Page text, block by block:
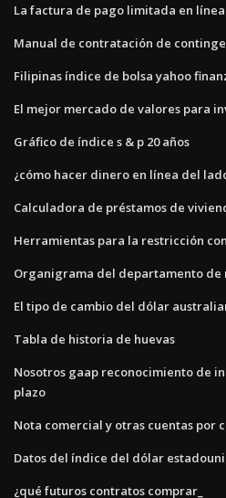
La factura de pago limitada en línea
Manual de contratación de
Filipinas índice de bolsa yahoo
El mejor mercado de valores para
Gráfico de índice s & p 20 años
¿cómo hacer dinero en línea del
Calculadora de préstamos de
Herramientas para la restricción
Organigrama del departamento de
El tipo de cambio del dólar
Tabla de historia de huevas
Nosotros gaap reconocimiento de
plazo
Nota comercial y otras cuentas por
Datos del índice del dólar
¿qué futuros contratos comprar_